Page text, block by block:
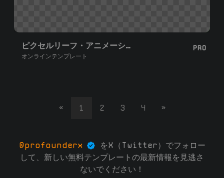
ピクセルリーフ・アニメーションスティンガー
オンラインテンプレート
PRO
« 1 2 3 4 »
@profounderx
をX（Twitter）でフォロー
して、新しい無料テンプレートの最新情報を見逃さ
ないでください！